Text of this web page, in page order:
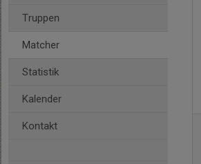
Truppen
Matcher
Statistik
Kalender
Kontakt